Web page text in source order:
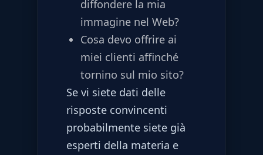
diffondere la mia
immagine nel Web?
Cosa devo offrire ai
miei clienti affinché
tornino sul mio sito?
Se vi siete dati delle
risposte convincenti
probabilmente siete già
esperti della materia e